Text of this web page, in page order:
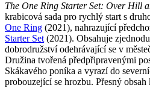
The One Ring Starter Set: Over Hill
krabicová sada pro rychlý start s
One Ring (2021), nahrazující
Starter Set (2021). Obsahuje
dobrodružství odehrávající se v
Družina tvořená předpřipravenými
Skákavého poníka a vyrazí do
probouzející se hrozbu. Přesný obsah